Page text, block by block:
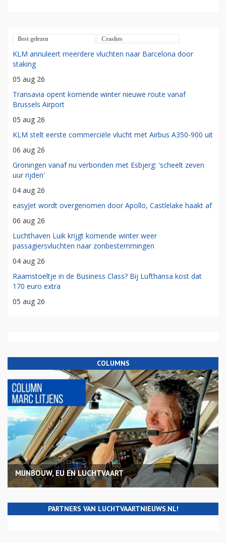
Best gelezen Crashes
KLM annuleert meerdere vluchten naar Barcelona door
staking
05 aug 26
Transavia opent komende winter nieuwe route vanaf
Brussels Airport
05 aug 26
KLM stelt eerste commerciële vlucht met Airbus A350-900 uit
06 aug 26
Groningen vanaf nu verbonden met Esbjerg: 'scheelt zeven
uur rijden'
04 aug 26
easyJet wordt overgenomen door Apollo, Castlelake haakt af
06 aug 26
Luchthaven Luik krijgt komende winter weer
passagiersvluchten naar zonbestemmingen
04 aug 26
Raamstoeltje in de Business Class? Bij Lufthansa kost dat
170 euro extra
05 aug 26
COLUMNS
MIJNBOUW, EU EN LUCHTVAART
PARTNERS VAN LUCHTVAARTNIEUWS.NL!